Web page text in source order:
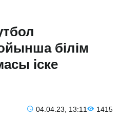
білім
іске
04.04.23, 13:11 1415